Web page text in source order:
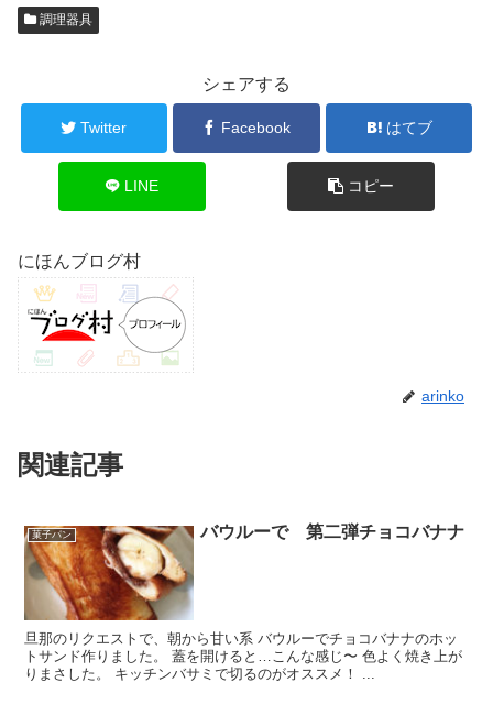
調理器具
シェアする
Twitter Facebook はてブ
LINE コピー
にほんブログ村
arinko
関連記事
菓子パン バウルーで 第二弾チョコバナナ
旦那のリクエストで、朝から甘い系 バウルーでチョコバナナのホッ
トサンド作りました。 蓋を開けると…こんな感じ〜 色よく焼き上が
りまさした。 キッチンバサミで切るのがオススメ！ ...